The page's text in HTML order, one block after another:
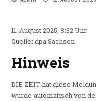
11. August 2025, 8:32 Uhr
Quelle: dpa Sachsen
Hinweis
DIE ZEIT hat diese
wurde automatisch von